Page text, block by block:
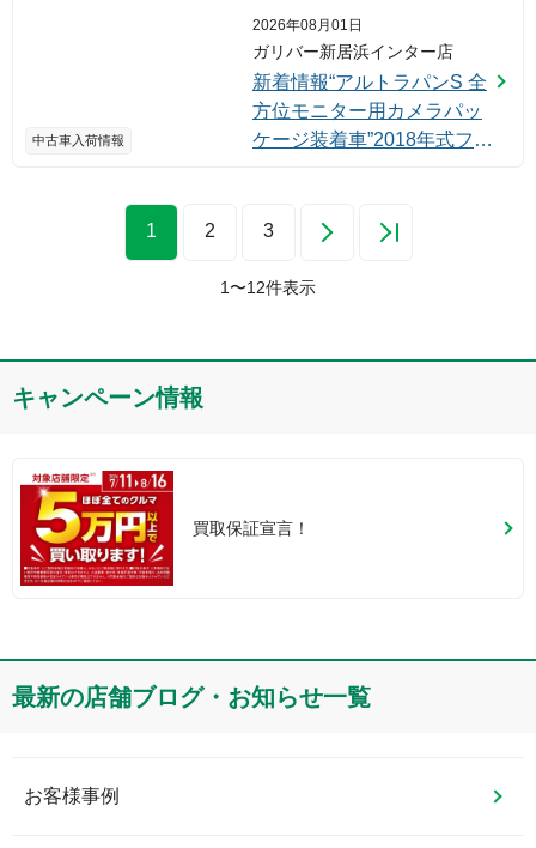
中古車入荷情報
2026年08月01日
ガリバー新居浜インター店
新着情報“アルトラパンS 全
方位モニター用カメラパッ
ケージ装着車”2018年式フォ
ました！
1 2 3
1 〜12件表示
キャンペーン情報
買取保証宣言！
最新の店舗ブログ・お知らせ一覧
お客様事例